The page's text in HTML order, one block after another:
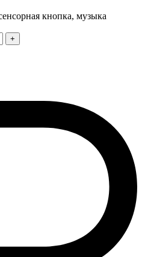
кнопка, музыка
+